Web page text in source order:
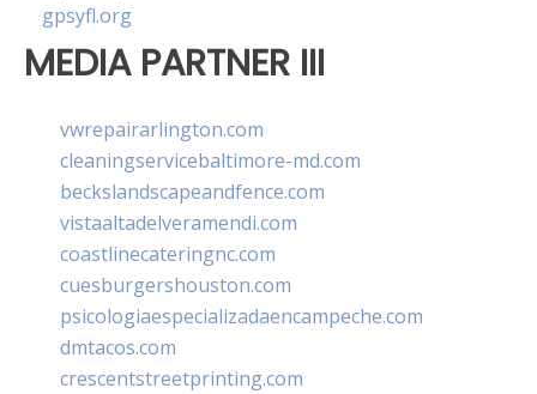
gpsyfl.org
MEDIA PARTNER III
vwrepairarlington.com
cleaningservicebaltimore-md.com
beckslandscapeandfence.com
vistaaltadelveramendi.com
coastlinecateringnc.com
cuesburgershouston.com
psicologiaespecializadaencampeche.com
dmtacos.com
crescentstreetprinting.com